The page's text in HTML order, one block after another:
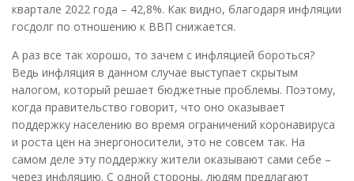
квартале 2022 года – 42,8%. Как видно, благодаря инфляции
госдолг по отношению к ВВП снижается.
А раз все так хорошо, то зачем с инфляцией бороться?
Ведь инфляция в данном случае выступает скрытым
налогом, который решает бюджетные проблемы. Поэтому,
когда правительство говорит, что оно оказывает
поддержку населению во время ограничений коронавируса
и роста цен на энергоносители, это не совсем так. На
самом деле эту поддержку жители оказывают сами себе –
через инфляцию. С одной стороны, людям предлагают